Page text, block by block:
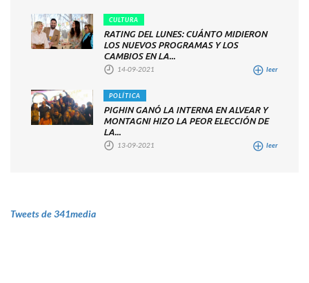
CULTURA
RATING DEL LUNES: CUÁNTO MIDIERON
LOS NUEVOS PROGRAMAS Y LOS
CAMBIOS EN LA...
14-09-2021 leer
POLÍTICA
PIGHIN GANÓ LA INTERNA EN ALVEAR Y
MONTAGNI HIZO LA PEOR ELECCIÓN DE
LA...
13-09-2021 leer
Tweets de 341media